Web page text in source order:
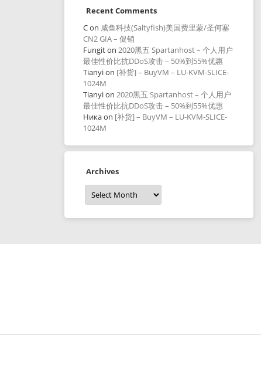
Recent Comments
Con 咸鱼科技(Saltyfish)美国费里蒙/圣何塞
CN2 GIA – 促销
Fungiton2020黑五 Spartanhost – 个人用户
最佳性价比抗DDoS攻击 – 50%到55%优惠
Tianyion [补货] – BuyVM – LU-KVM-SLICE-
1024M
Tianyion2020黑五 Spartanhost – 个人用户
最佳性价比抗DDoS攻击 – 50%到55%优惠
Никаon [补货] – BuyVM – LU-KVM-SLICE-
1024M
Archives
Archives